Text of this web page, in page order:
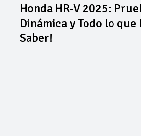
Honda HR-V 2025:
Dinámica y Todo lo que
Saber!